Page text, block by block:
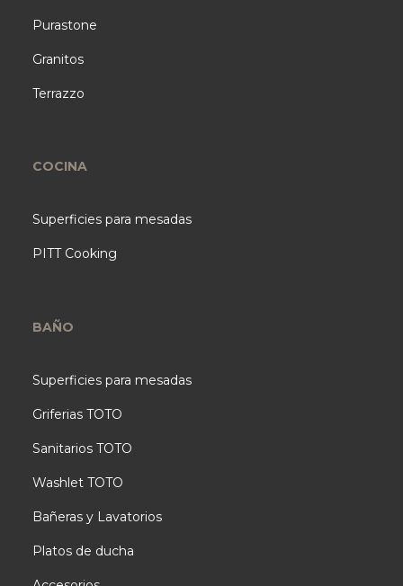
Purastone
Granitos
Terrazzo
COCINA
Superficies para mesadas
PITT Cooking
BAÑO
Superficies para mesadas
Griferias TOTO
Sanitarios TOTO
Washlet TOTO
Bañeras y Lavatorios
Platos de ducha